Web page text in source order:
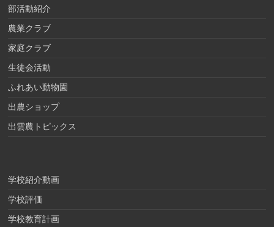
部活動紹介
農業クラブ
家庭クラブ
生徒会活動
ふれあい動物園
出農ショップ
出雲農トピックス
学校紹介動画
学校評価
学校教育計画